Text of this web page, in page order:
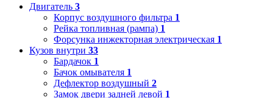
Двигатель 3
Корпус воздушного фильтра 1
Рейка топливная (рампа) 1
Форсунка инжекторная электрическая 1
Кузов внутри 33
Бардачок 1
Бачок омывателя 1
Дефлектор воздушный 2
Замок двери задней левой 1